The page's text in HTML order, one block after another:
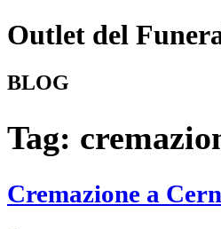
Outlet del
BLOG
Tag:
Cremazione a